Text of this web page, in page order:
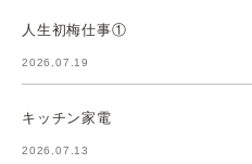
人生初梅仕事①
2026.07.19
キッチン家電
2026.07.13